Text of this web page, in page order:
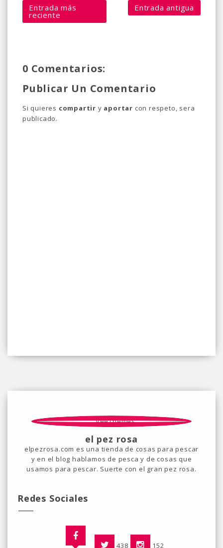
Entrada más
reciente
Entrada antigua
0 Comentarios:
Publicar Un Comentario
Si quieres compartir y aportar con respeto, sera
publicado.
el pez rosa
elpezrosa.com es una tienda de cosas para pescar
y en el blog hablamos de pesca y de cosas que
usamos para pescar. Suerte con el gran pez rosa.
Redes Sociales
438 152